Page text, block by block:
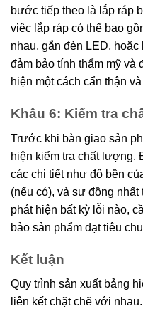
bước tiếp theo là lắp ráp
việc lắp ráp có thể bao
nhau, gắn đèn LED,
đảm bảo tính thẩm mỹ và
hiện một cách cẩn thận
Khâu 6: Kiểm tra
Trước khi bàn giao sản
hiện kiểm tra chất lượng.
các chi tiết như độ bền
(nếu có), và sự đồng nhất
phát hiện bất kỳ lỗi nào,
bảo sản phẩm đạt tiêu
Kết luận
Quy trình sản xuất bảng
liên kết chặt chẽ với